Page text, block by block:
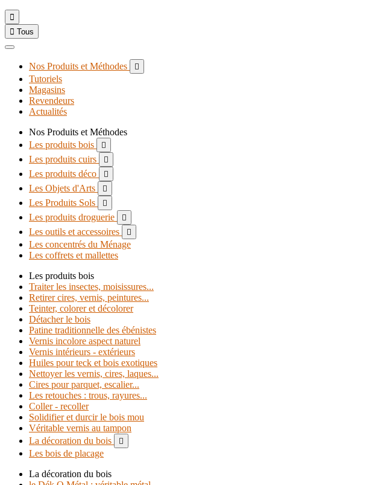

 Tous
Nos Produits et Méthodes 
Tutoriels
Magasins
Revendeurs
Actualités
Nos Produits et Méthodes
Les produits bois

Les produits cuirs 
Les produits déco 
Les Objets d'Arts 
Les Produits Sols 
Les produits droguerie 
Les outils et accessoires 
Les concentrés du Ménage
Les coffrets et mallettes
Les produits bois
Traiter les insectes, moisissures...
Retirer cires, vernis, peintures...
Teinter, colorer et décolorer
Détacher le bois
Patine traditionnelle des ébénistes
Vernis incolore aspect naturel
Vernis intérieurs - extérieurs
Huiles pour teck et bois exotiques
Nettoyer les vernis, cires, laques...
Cires pour parquet, escalier...
Les retouches : trous, rayures...
Coller - recoller
Solidifier et durcir le bois mou
Véritable vernis au tampon
La décoration du bois

Les bois de placage
La décoration du bois